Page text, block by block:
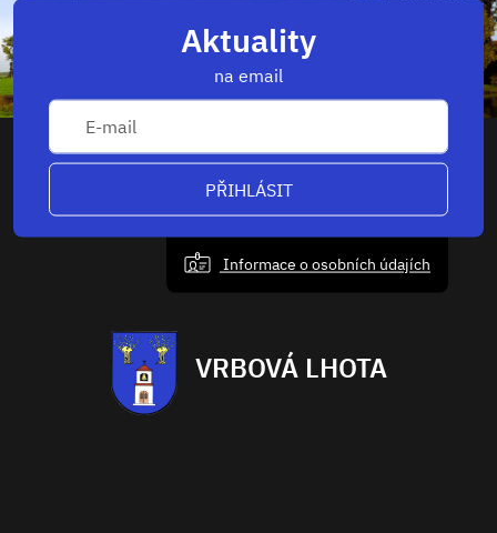
Aktuality
na email
PŘIHLÁSIT
Informace o osobních údajích
VRBOVÁ LHOTA